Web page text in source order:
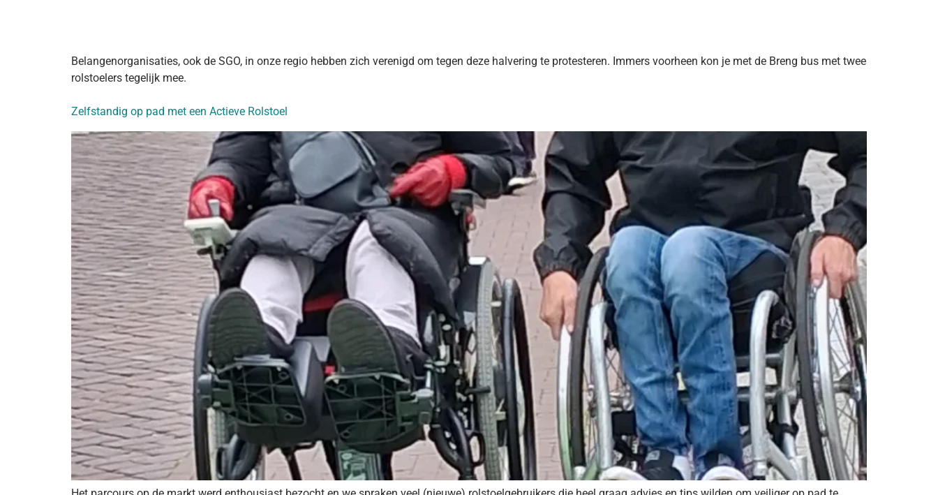
Belangenorganisaties, ook de SGO, in onze regio hebben zich verenigd om tegen deze halvering te protesteren. Immers voorheen kon je met de Breng bus met twee
rolstoelers tegelijk mee.
Zelfstandig op pad met een Actieve Rolstoel